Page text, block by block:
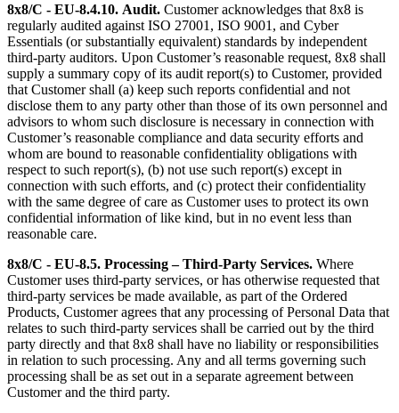
8x8/C - EU-8.4.10. Audit. Customer acknowledges that 8x8 is
regularly audited against ISO 27001, ISO 9001, and Cyber
Essentials (or substantially equivalent) standards by independent
third-party auditors. Upon Customer’s reasonable request, 8x8 shall
supply a summary copy of its audit report(s) to Customer, provided
that Customer shall (a) keep such reports confidential and not
disclose them to any party other than those of its own personnel and
advisors to whom such disclosure is necessary in connection with
Customer’s reasonable compliance and data security efforts and
whom are bound to reasonable confidentiality obligations with
respect to such report(s), (b) not use such report(s) except in
connection with such efforts, and (c) protect their confidentiality
with the same degree of care as Customer uses to protect its own
confidential information of like kind, but in no event less than
reasonable care.
8x8/C - EU-8.5. Processing – Third-Party Services. Where
Customer uses third-party services, or has otherwise requested that
third-party services be made available, as part of the Ordered
Products, Customer agrees that any processing of Personal Data that
relates to such third-party services shall be carried out by the third
party directly and that 8x8 shall have no liability or responsibilities
in relation to such processing. Any and all terms governing such
processing shall be as set out in a separate agreement between
Customer and the third party.